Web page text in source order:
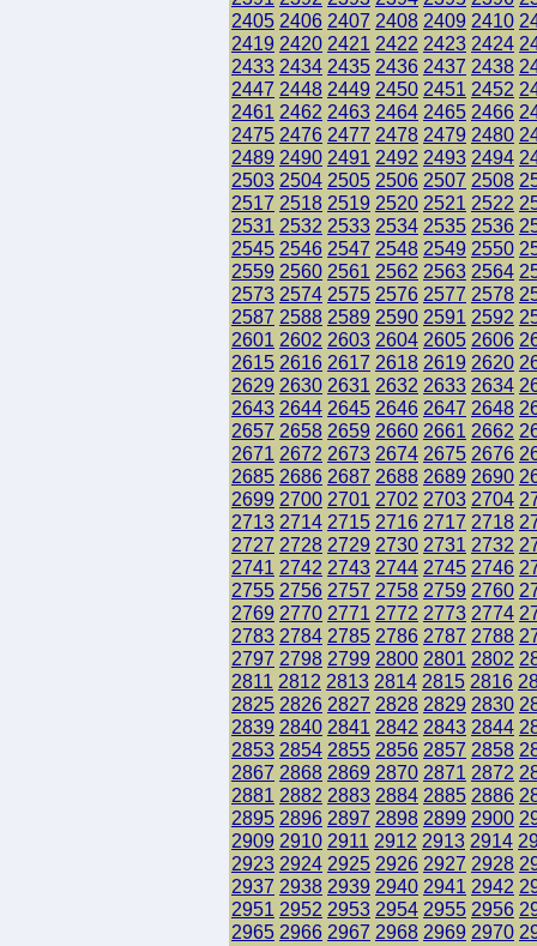
2405 2406 2407 2408 2409 2410
2419 2420 2421 2422 2423 2424
2433 2434 2435 2436 2437 2438
2447 2448 2449 2450 2451 2452
2461 2462 2463 2464 2465 2466
2475 2476 2477 2478 2479 2480
2489 2490 2491 2492 2493 2494
2503 2504 2505 2506 2507 2508
2517 2518 2519 2520 2521 2522
2531 2532 2533 2534 2535 2536
2545 2546 2547 2548 2549 2550
2559 2560 2561 2562 2563 2564
2573 2574 2575 2576 2577 2578
2587 2588 2589 2590 2591 2592
2601 2602 2603 2604 2605 2606
2615 2616 2617 2618 2619 2620
2629 2630 2631 2632 2633 2634
2643 2644 2645 2646 2647 2648
2657 2658 2659 2660 2661 2662
2671 2672 2673 2674 2675 2676
2685 2686 2687 2688 2689 2690
2699 2700 2701 2702 2703 2704
2713 2714 2715 2716 2717 2718
2727 2728 2729 2730 2731 2732
2741 2742 2743 2744 2745 2746
2755 2756 2757 2758 2759 2760
2769 2770 2771 2772 2773 2774
2783 2784 2785 2786 2787 2788
2797 2798 2799 2800 2801 2802
2811 2812 2813 2814 2815 2816
2825 2826 2827 2828 2829 2830
2839 2840 2841 2842 2843 2844
2853 2854 2855 2856 2857 2858
2867 2868 2869 2870 2871 2872
2881 2882 2883 2884 2885 2886
2895 2896 2897 2898 2899 2900
2909 2910 2911 2912 2913 2914
2923 2924 2925 2926 2927 2928
2937 2938 2939 2940 2941 2942
2951 2952 2953 2954 2955 2956
2965 2966 2967 2968 2969 2970